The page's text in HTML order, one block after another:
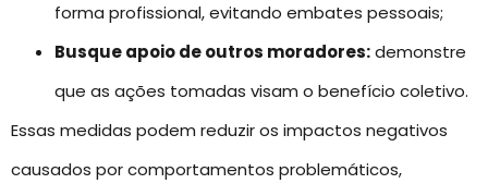
forma profissional, evitando embates pessoais;
Busque apoio de outros moradores:demonstre
que as ações tomadas visam o benefício coletivo.
Essas medidas podem reduzir os impactos negativos
causados por comportamentos problemáticos,